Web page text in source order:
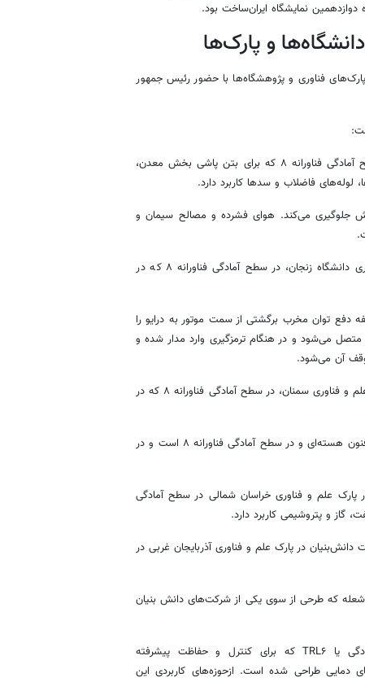
دوازدهمین نمایشگاه ایران‌ساخت بود.
افتتاح نمایشگاه فن‌بازار از ۱۲ محصول پارک‌های فناوری و پژوهشگاه‌ها با حضور رئیس جمهور
آمادگی فناورانه۸ که برای بتن پاشیبخش معدن،
لوله‌های فاضلاب و سدها کاربرد دارد.
جلوگیری می‌کند. هوای فشرده و مصالح سیمان و
فناورانه
۸ که در
دفع توان مخرب برگشتی از سمت موتور به درایو را
ترمزگیری وارد مدار شده و
آن می‌شود.
فناورانه
۸ که در
فناورانه
علم و فناوری خراسان شمالی در سطح آمادگی
گاز و پتروشیمی کاربرد دارد.
در پارک علم و فناوری آذربایجان غربی در
که طرحی از سوی یکی از شرکت‌های دانش بنیان
حفاظت پیشرفته
دمایی طراحی شده است. ازحوزه‌های کاربردی این